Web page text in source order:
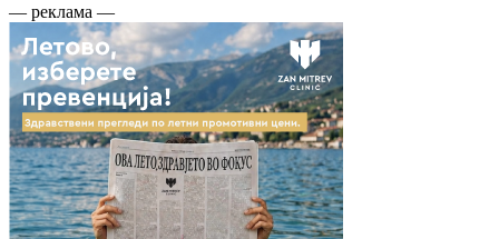
— реклама —